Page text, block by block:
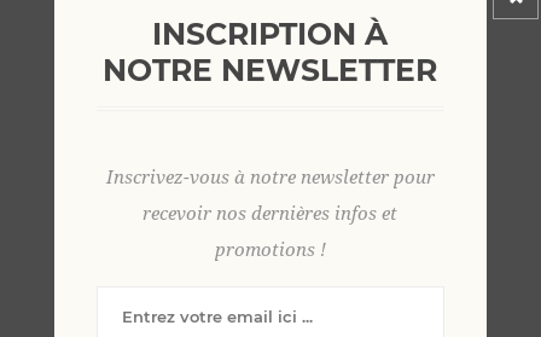
INSCRIPTION À
NOTRE NEWSLETTER
Inscrivez-vous à notre newsletter pour
recevoir nos dernières infos et
promotions !